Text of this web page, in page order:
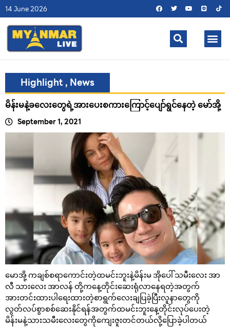
14 June 2026
Highlight, News
မိန်းမနဲ့ခလေးတွေရဲ့အားပေးစကားကြောင့်ပျော်ရွင်နေတဲ့ မော်အို့
September 1, 2021
မောအို့ ကချစ်စရာကောင်းတဲ့ထမင်းဘူးနဲ့မိန်းမ အိုပေါ် သမီးလေး အာ
လီ သားလေး အာလန် တို့ကနေ့တိုင်းဆေးရုံလာနေရတဲ့အတွက်
အားတင်းထားပါရေးထားတဲ့စာရွက်လေးချပြခဲ့ပြီးလူနာတွေကို
လွတ်လပ်စွာစစ်ဆေးနိုင်ရန်အတွက်ထမင်းဘူးနေ့တိုင်းလုပ်ပေးတဲ့
မိန်းမနဲ့သားသမီးလေးတွေကိုကျေးဇူးတင်တယ်လို့ပြောခဲ့ပါတယ်